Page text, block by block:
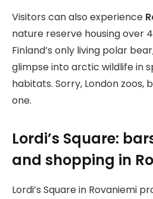
Visitors can also experience
nature reserve housing over
Finland’s only living polar
glimpse into arctic wildlife in
habitats. Sorry, London zoos,
one.
Lordi’s Square:
and shopping in
Lordi’s Square in Rovaniemi